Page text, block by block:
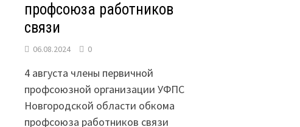
профсоюза работников
связи
06.08.2024 0
4 августа члены первичной
профсоюзной организации УФПС
Новгородской области обкома
профсоюза работников связи